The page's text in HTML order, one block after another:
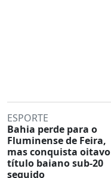
ESPORTE
Bahia perde para o
Fluminense de Feira,
mas conquista oitavo
título baiano sub-20
seguido